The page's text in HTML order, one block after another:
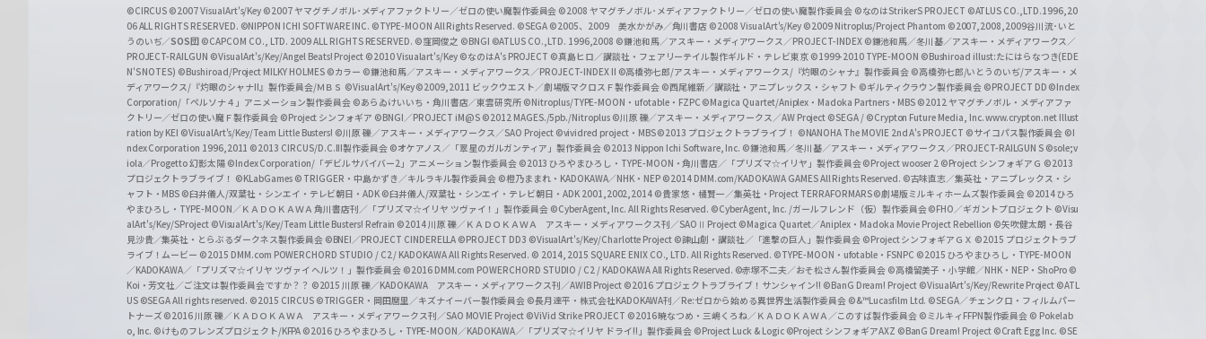
c
h
w
a
r
z
b
e
O
f
f
i
c
i
a
l
C
h
a
©CIRCUS ©2007 VisualArt's/Key ©2007 ヤマグチノボル･メディアファクトリー／ゼロの使い魔製作委員会 ©2008 ヤマグチノボル･メディアファクトリー／ゼロの使い魔製作委員会 ©なのはStrikerS PROJECT ©ATLUS CO.,LTD.1996,20
06 ALL RIGHTS RESERVED. ©NIPPON ICHI SOFTWARE INC. ©TYPE-MOON All Rights Reserved. ©SEGA ©2005、2009 美水かがみ／角川書店 ©2008 VisualArt's/Key ©2009 Nitroplus/Project Phantom ©2007,2008,2009谷川流･いと
うのいぢ／SOS団 ©CAPCOM CO., LTD. 2009 ALL RIGHTS RESERVED. ©窪岡俊之 ©BNGI ©ATLUS CO.,LTD. 1996,2008 ©鎌池和馬／アスキー・メディアワークス／PROJECT-INDEX ©鎌池和馬／冬川基／アスキー・メディアワークス／
PROJECT-RAILGUN ©VisualArt's/Key/Angel Beats! Project ©2010 Visualart's/Key ©なのはA's PROJECT ©真島ヒロ／講談社・フェアリーテイル製作ギルド・テレビ東京 ©1999-2010 TYPE-MOON ©Bushiroad illust:たにはらなつき(EDE
N'S NOTES) ©Bushiroad/Project MILKY HOLMES ©カラー ©鎌池和馬／アスキー・メディアワークス／PROJECT-INDEX II ©高橋弥七郎/アスキー・メディアワークス/『灼眼のシャナ』製作委員会 ©高橋弥七郎/いとうのいぢ/アスキー・メ
ディアワークス/『灼眼のシャナII』製作委員会/ＭＢＳ ©VisualArt's/Key©2009,2011 ビックウエスト／劇場版マクロスＦ製作委員会 ©西尾維新／講談社・アニプレックス・シャフト ©ギルティクラウン製作委員会 ©PROJECT DD ©Index
Corporation/「ペルソナ４」アニメーション製作委員会 ©あらゐけいいち・角川書店／東雲研究所 ©Nitroplus/TYPE-MOON・ufotable・FZPC ©Magica Quartet/Aniplex・Madoka Partners・MBS ©2012 ヤマグチノボル・メディアファ
クトリー／ゼロの使い魔Ｆ製作委員会 ©Project シンフォギア ©BNGI／PROJECT iM@S ©2012 MAGES./5pb./Nitroplus ©川原 礫／アスキー・メディアワークス／AW Project ©SEGA / ©Crypton Future Media, Inc. www.crypton.net Illust
ration by KEI ©VisualArt's/Key/Team Little Busters! ©川原 礫／アスキー・メディアワークス／SAO Project ©vividred project・MBS ©2013 プロジェクトラブライブ！ ©NANOHA The MOVIE 2nd A's PROJECT ©サイコパス製作委員会 ©I
ndex Corporation 1996,2011 ©2013 CIRCUS/D.C.III製作委員会 ©オケアノス／「翠星のガルガンティア」製作委員会 ©2013 Nippon Ichi Software, Inc. ©鎌池和馬／冬川基／アスキー・メディアワークス／PROJECT-RAILGUN S ©sole;v
iola／Progetto 幻影太陽 ©Index Corporation/「デビルサバイバー2」アニメーション製作委員会 ©2013 ひろやまひろし・TYPE-MOON・角川書店／「プリズマ☆イリヤ」製作委員会©Project wooser 2 ©Project シンフォギアＧ ©2013
プロジェクトラブライブ！ ©KLabGames © TRIGGER・中島かずき／キルラキル製作委員会 ©橙乃ままれ・KADOKAWA／NHK・NEP ©2014 DMM.com/KADOKAWA GAMES All Rights Reserved. ©古味直志／集英社・アニプレックス・シ
ャフト・MBS ©臼井儀人/双葉社・シンエイ・テレビ朝日・ADK ©臼井儀人/双葉社・シンエイ・テレビ朝日・ADK 2001,2002,2014 ©貴家悠・橘賢一／集英社・Project TERRAFORMARS©劇場版ミルキィホームズ製作委員会 ©2014 ひろ
やまひろし・TYPE-MOON／ＫＡＤＯＫＡＷＡ 角川書店刊／「プリズマ☆イリヤ ツヴァイ！」製作委員会 ©CyberAgent, Inc. All Rights Reserved. ©CyberAgent, Inc. /ガールフレンド（仮）製作委員会©FHO／ギガントプロジェクト ©Visu
alArt's/Key/SProject ©VisualArt's/Key/Team Little Busters! Refrain ©2014 川原 礫／ＫＡＤＯＫＡＷＡ アスキー・メディアワークス刊／SAOⅡ Project ©Magica Quartet／Aniplex・Madoka Movie Project Rebellion ©矢吹健太朗・長谷
見沙貴／集英社・とらぶるダークネス製作委員会 ©BNEI／PROJECT CINDERELLA ©PROJECT DD3 ©VisualArt's/Key/Charlotte Project ©諫山創・講談社／「進撃の巨人」製作委員会 ©Project シンフォギアＧＸ ©2015 プロジェクトラブ
ライブ！ムービー ©2015 DMM.com POWERCHORD STUDIO / C2 / KADOKAWA All Rights Reserved. © 2014, 2015 SQUARE ENIX CO., LTD. All Rights Reserved. ©TYPE-MOON・ufotable・FSNPC ©2015 ひろやまひろし・TYPE-MOON
／KADOKAWA／「プリズマ☆イリヤ ツヴァイ ヘルツ！」製作委員会 ©2016 DMM.com POWERCHORD STUDIO / C2 / KADOKAWA All Rights Reserved. ©赤塚不二夫／おそ松さん製作委員会 ©高橋留美子・小学館／NHK・NEP・ShoPro ©
Koi・芳文社／ご注文は製作委員会ですか？？ ©2015 川原 礫／KADOKAWA アスキー・メディアワークス刊／AWIB Project ©2016 プロジェクトラブライブ！サンシャイン!! ©BanG Dream! Project ©VisualArt's/Key/Rewrite Project ©ATL
US ©SEGA All rights reserved. ©2015 CIRCUS ©TRIGGER・岡田麿里／キズナイーバー製作委員会 ©長月達平・株式会社KADOKAWA刊／Re:ゼロから始める異世界生活製作委員会 ©&™Lucasfilm Ltd. ©SEGA／チェンクロ・フィルムパー
トナーズ©2016 川原 礫／ＫＡＤＯＫＡＷＡ アスキー・メディアワークス刊／SAO MOVIE Project ©ViVid Strike PROJECT ©2016 暁なつめ・三嶋くろね／ＫＡＤＯＫＡＷＡ／このすば製作委員会 ©ミルキィFFPN製作委員会 © Pokelab
o, Inc. ©けものフレンズプロジェクト/KFPA ©2016 ひろやまひろし・TYPE-MOON／KADOKAWA／「プリズマ☆イリヤ ドライ!!」製作委員会 ©Project Luck & Logic ©Project シンフォギアAXZ ©BanG Dream! Project ©Craft Egg Inc. ©SE